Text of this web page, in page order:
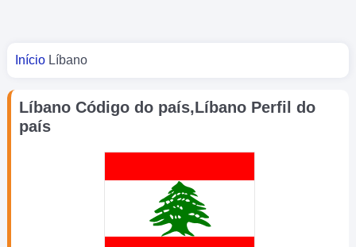
Você está aqui
Início Líbano
Líbano Código do país,Líbano Perfil do
país